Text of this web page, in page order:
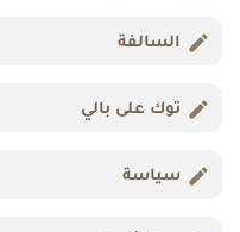
السالفة
توك على بالي
سياسة